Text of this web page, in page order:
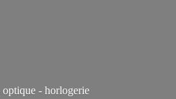
- horlogerie